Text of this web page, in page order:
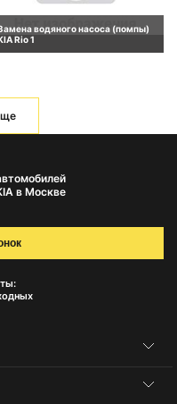
водяного насоса (помпы)
Rio 1
в Москве